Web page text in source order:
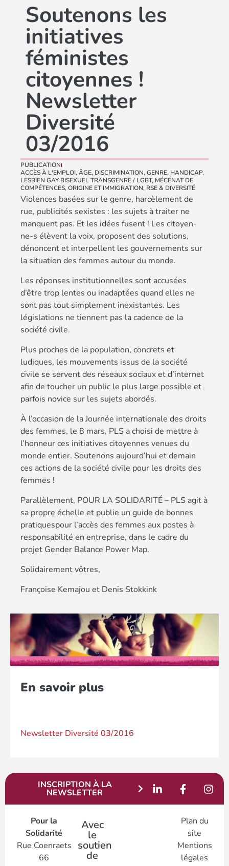
Soutenons les
initiatives
féministes
citoyennes !
Newsletter
Diversité
03/2016
PUBLICATION
ACCÈS À L'EMPLOI,ÂGE, DISCRIMINATION,GENRE, HANDICAP,
LESBIEN GAY BISEXUEL TRANSGENRE / LGBT, MÉCÉNAT DE
COMPÉTENCES,ORIGINE ET IMMIGRATION, RSE & DIVERSITÉ
Violences basées sur le genre, harcèlement de
rue, publicités sexistes : les sujets à traiter ne
manquent pas. Et les idées fusent ! Les citoyen-
ne-s élèvent la voix, proposent des solutions,
dénoncent et interpellent les gouvernements sur
la situation des femmes autour du monde.
Les réponses institutionnelles sont accusées
d’être trop lentes ou inadaptées quand elles ne
sont pas tout simplement inexistantes. Les
législations ne tiennent pas la cadence de la
société civile.
Plus proches de la population, concrets et
ludiques, les mouvements issus de la société
civile se servent des réseaux sociaux et d’internet
afin de toucher un public le plus large possible et
parfois novice sur les sujets abordés.
À l’occasion de la Journée internationale des droits
des femmes, le 8 mars, PLS a choisi de mettre à
l’honneur ces initiatives citoyennes venues du
monde entier. Soutenons aujourd’hui et demain
ces actions de la société civile pour les droits des
femmes !
Parallèlement, POUR LA SOLIDARITÉ – PLS agit à
sa propre échelle et publie un guide de bonnes
pratiquespour l’accès des femmes aux postes à
responsabilité en entreprise, dans le cadre du
projet Gender Balance Power Map.
Solidairement vôtres,
Françoise Kemajou et Denis Stokkink
En savoir plus
Newsletter Diversité 03/2016
INSCRIPTION À LA
NEWSLETTER
Pour la
Solidarité
Rue Coenraets
66
Avec
le
soutien
de
Plan du
site
Mentions
légales